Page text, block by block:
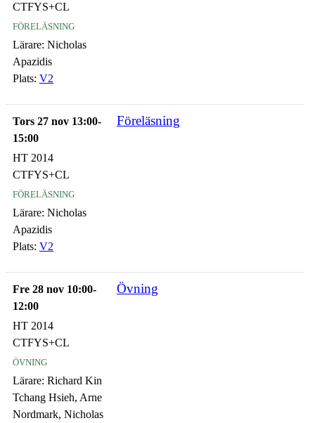
CTFYS+CL
föreläsning
Lärare: Nicholas
Apazidis
Plats: V2
Tors 27 nov 13:00-
15:00
Föreläsning
HT 2014
CTFYS+CL
föreläsning
Lärare: Nicholas
Apazidis
Plats: V2
Fre 28 nov 10:00-
12:00
Övning
HT 2014
CTFYS+CL
övning
Lärare: Richard Kin
Tchang Hsieh, Arne
Nordmark, Nicholas